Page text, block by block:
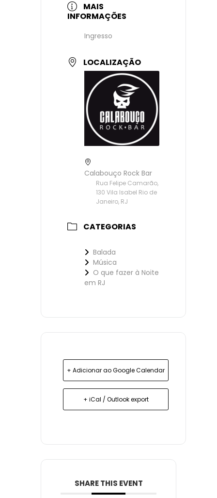
MAIS
INFORMAÇÕES
Ingresso
LOCALIZAÇÃO
Calabouço Rock Bar
Rua Felipe Camarão,
130 Vila Isabel Rio de
Janeiro, RJ
CATEGORIAS
Balada
Música
O que fazer à Noite
em RJ
+ Adicionar ao Google Calendar
+ iCal / Outlook export
SHARE THIS EVENT